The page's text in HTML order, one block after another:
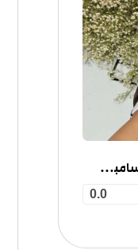
Vance samba – ونس سامبا زنانه
0.0